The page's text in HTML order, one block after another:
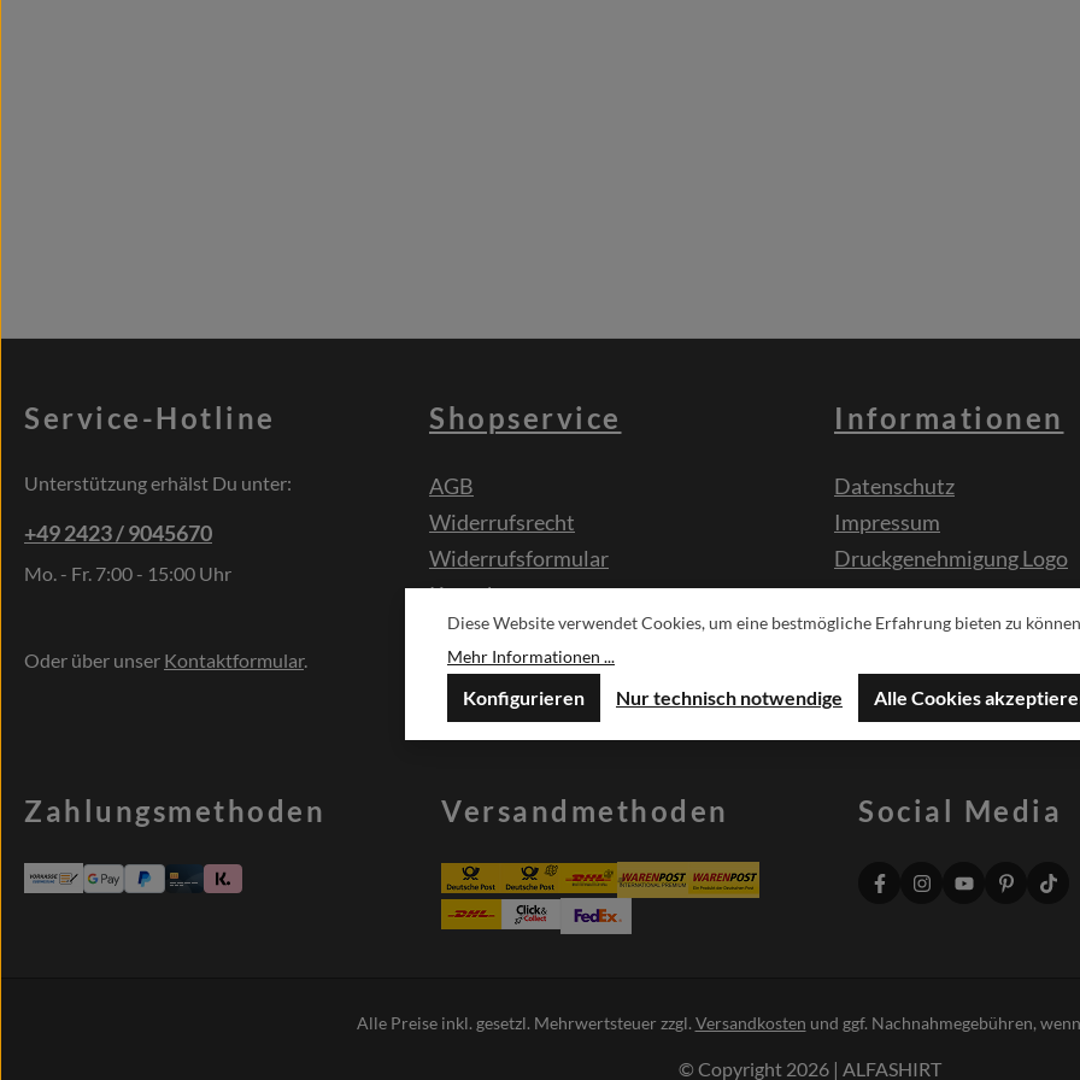
Service-Hotline
Unterstützung erhälst Du unter:
+49 2423 / 9045670
Mo. - Fr. 7:00 - 15:00 Uhr
Oder über unser Kontaktformular.
Shopservice
AGB
Widerrufsrecht
Widerrufsformular
Kontakt
Sonderwünsche
Informationen
Datenschutz
Impressum
Druckgenehmigung Logo
Zahlungsmethoden Versandmethoden Social Media
Alle Preise inkl. gesetzl. Mehrwertsteuer zzgl. Versandkosten und ggf. Nachnahmegebühren,
© Copyright 2026 | ALFASHIRT
Diese Website verwendet Cookies, um eine bestmögliche Erfahrung bieten zu
Mehr Informationen ...
Nur technisch notwendige
Konfigurieren Alle Cookies